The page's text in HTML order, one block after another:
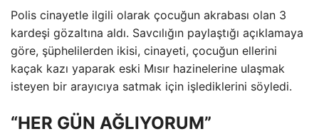
Polis cinayetle ilgili olarak çocuğun akrabası olan 3
kardeşi gözaltına aldı. Savcılığın paylaştığı açıklamaya
göre, şüphelilerden ikisi, cinayeti, çocuğun ellerini
kaçak kazı yaparak eski Mısır hazinelerine ulaşmak
isteyen bir arayıcıya satmak için işlediklerini söyledi.
“HER GÜN AĞLIYORUM”